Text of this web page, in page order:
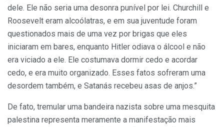
dele. Ele não seria uma desonra punível por lei. Churchill e
Roosevelt eram alcoólatras, e em sua juventude foram
questionados mais de uma vez por brigas que eles
iniciaram em bares, enquanto Hitler odiava o álcool e não
era viciado a ele. Ele costumava dormir cedo e acordar
cedo, e era muito organizado. Esses fatos sofreram uma
desordem também, e Satanás recebeu asas de anjos.”
De fato, tremular uma bandeira nazista sobre uma mesquita
palestina representa meramente a manifestação mais